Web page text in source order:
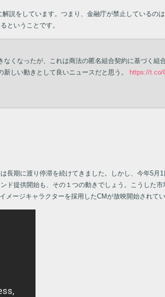
説をしています。つまり、金融庁が禁止しているの
ということです。
くなったが、これは商法の匿名組合契約に基づく組
しい動きとして良いニュースだと思う。 https://t.co/
期に渡り停滞を続けてきました。しかし、今年5
提供開始も、その１つの動きでしょう。こうした
メージキャラクターを採用したCMが放映開始されて